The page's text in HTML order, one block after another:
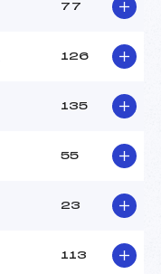
77
126
135
55
23
113